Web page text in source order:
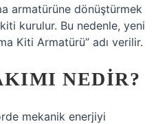
armatürüne dönüştürmek
kurulur. Bu nedenle, yeni
Kiti Armatürü” adı verilir.
NEDIR?
mekanik enerjiyi